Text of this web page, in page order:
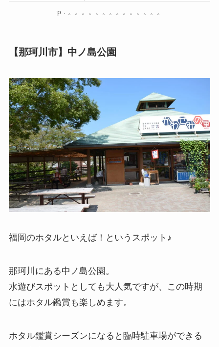
:p．。。。。。。。。。。。。。。
【那珂川市】中ノ島公園
福岡のホタルといえば！というスポット♪
那珂川にある中ノ島公園。
水遊びスポットとしても大人気ですが、この時期
にはホタル鑑賞も楽しめます。
ホタル鑑賞シーズンになると臨時駐車場ができる